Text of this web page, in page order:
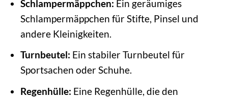
Schlampermäppchen: Ein geräumiges
Schlampermäppchen für Stifte, Pinsel und
andere Kleinigkeiten.
Turnbeutel: Ein stabiler Turnbeutel für
Sportsachen oder Schuhe.
Regenhülle: Eine Regenhülle, die den